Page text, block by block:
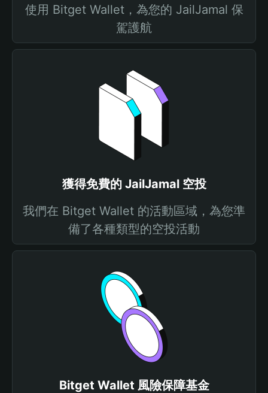
使用 Bitget Wallet，為您的 JailJamal 保
駕護航
獲得免費的 JailJamal 空投
我們在 Bitget Wallet 的活動區域，為您準
備了各種類型的空投活動
Bitget Wallet 風險保障基金